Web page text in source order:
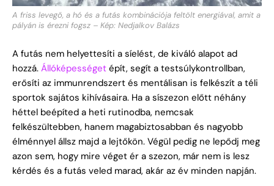
A friss levegő, a hó és a futás kombinációja feltölt energiával, amit a
pályán is érezni fogsz – Kép: Nedjalkov Balázs
A futás nem helyettesíti a síelést, de kiváló alapot ad
hozzá. Állóképességet épít, segít a testsúlykontrollban,
erősíti az immunrendszert és mentálisan is felkészít a téli
sportok sajátos kihívásaira. Ha a síszezon előtt néhány
héttel beépíted a heti rutinodba, nemcsak
felkészültebben, hanem magabiztosabban és nagyobb
élménnyel állsz majd a lejtőkön. Végül pedig ne lepődj meg
azon sem, hogy mire véget ér a szezon, már nem is lesz
kérdés és a futás veled marad, akár az év minden napján.